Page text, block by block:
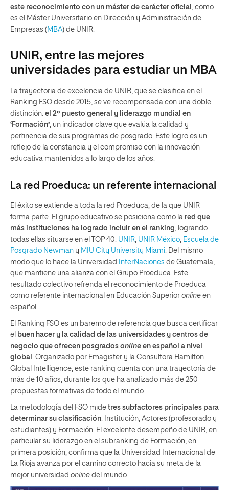
este reconocimiento con un máster de carácter oficial
, como
es el Máster Universitario en Dirección y Administración de
Empresas (MBA) de UNIR.
UNIR, entre las mejores
universidades para estudiar un MBA
La trayectoria de excelencia de UNIR, que se clasifica en el
Ranking FSO desde 2015, se ve recompensada con una doble
distinción: el 2º puesto general y liderazgo mundial en
‘Formación’ , un indicador clave que evalúa la calidad y
pertinencia de sus programas de posgrado. Este logro es un
reflejo de la constancia y el compromiso con la innovación
educativa mantenidos a lo largo de los años.
La red Proeduca: un referente internacional
El éxito se extiende a toda la red Proeduca, de la que UNIR
forma parte. El grupo educativo se posiciona como la red que
más instituciones ha logrado incluir en el ranking , logrando
todas ellas situarse en el TOP 40: UNIR UNIR México Escuela de
Posgrado Newman y MIU City University Miami . Del mismo
modo que lo hace la Universidad
InterNaciones de Guatemala,
que mantiene una alianza con el Grupo Proeduca. Este
resultado colectivo refrenda el reconocimiento de Proeduca
como referente internacional en Educación Superior online en
español.
El Ranking FSO es un baremo de referencia que busca certificar
el buen hacer y la calidad de las universidades y centros de
negocio que ofrecen posgrados online en español a nivel
global
. Organizado por Emagister y la Consultora Hamilton
Global Intelligence, este ranking cuenta con una trayectoria de
más de 10 años, durante los que ha analizado más de 250
propuestas formativas de todo el mundo.
La metodología del FSO mide tres subfactores principales para
determinar su clasificación: Institución, Actores (profesorado y
estudiantes) y Formación. El excelente desempeño de UNIR, en
particular su liderazgo en el subranking de Formación, en
primera posición, confirma que la Universidad Internacional de
La Rioja avanza por el camino correcto hacia su meta de la
mejor universidad online del mundo.